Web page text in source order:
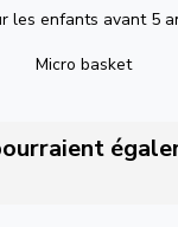
les enfants avant 5
Micro basket